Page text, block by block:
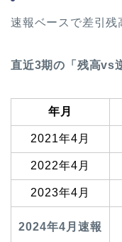
速報ベースで差引残
直近3期の「残高vs
年月
2021年4月
2022年4月
2023年4月
2024年4月速報